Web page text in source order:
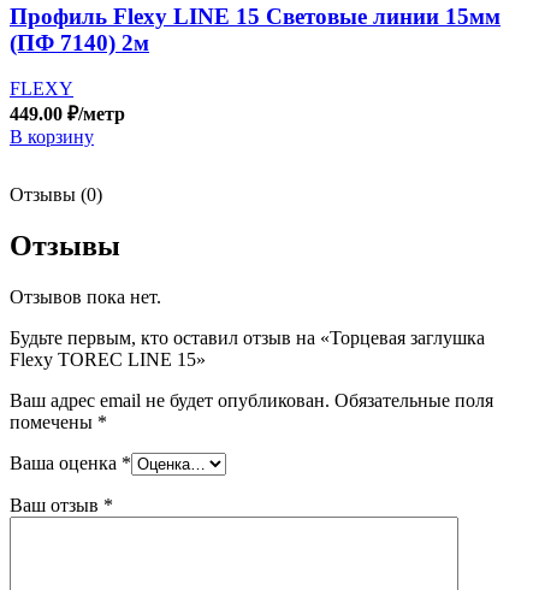
Профиль Flexy LINE 15 Световые линии 15мм
(ПФ 7140) 2м
FLEXY
449.00 ₽/метр
В корзину
Отзывы (0)
Отзывы
Отзывов пока нет.
Будьте первым, кто оставил отзыв на «Торцевая заглушка
Flexy TOREC LINE 15»
Ваш адрес email не будет опубликован. Обязательные поля
помечены *
Ваша оценка *
Ваш отзыв *